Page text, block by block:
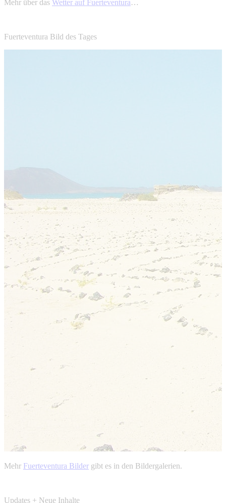
Mehr über das Wetter auf Fuerteventura…
Fuerteventura Bild des Tages
Mehr Fuerteventura Bilder gibt es in den Bildergalerien.
Updates + Neue Inhalte